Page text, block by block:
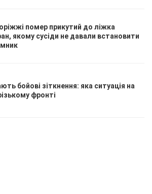
помер прикутий до ліжка
якому сусіди не давали встановити
бойові зіткнення: яка ситуація на
фронті